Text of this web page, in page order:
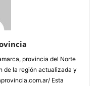
provincia del Norte
de la región actualizada y
Esta